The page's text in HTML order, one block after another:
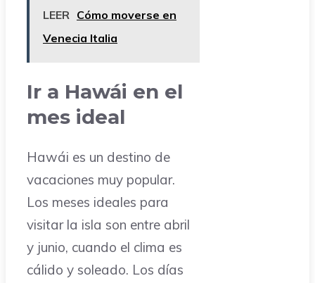
LEER Cómo moverse en
Venecia Italia
Ir a Hawái en el
mes ideal
Hawái es un destino de
vacaciones muy popular.
Los meses ideales para
visitar la isla son entre abril
y junio, cuando el clima es
cálido y soleado. Los días